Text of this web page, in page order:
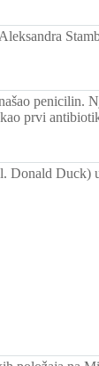
penicilin.
prvi
Donald Duck)